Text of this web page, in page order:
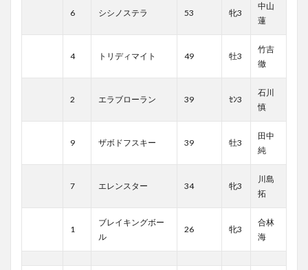
6 シシノステラ 53 牝3
中山
蓮
4 トリディマイト 49 牡3
竹吉
徹
2 エラブローラン 39 ｾﾝ3
石川
慎
9 ザボドフスキー 39 牡3
田中
純
7 エレンスター 34 牝3
川島
拓
1
ブレイキングボー
ル
26 牝3
合林
海